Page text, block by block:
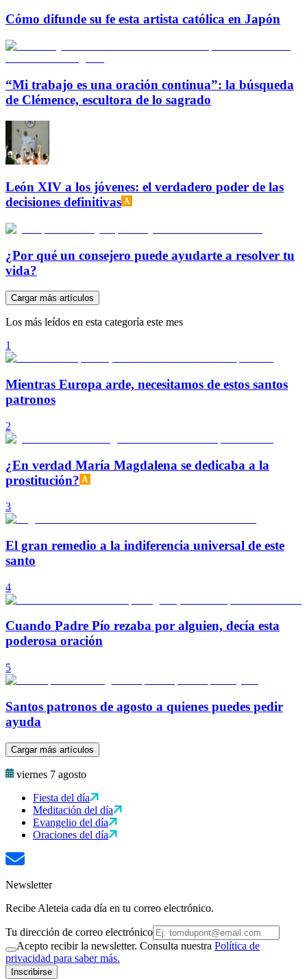
Cómo difunde su fe esta artista católica en Japón
“Mi trabajo es una oración continua”: la búsqueda
de Clémence, escultora de lo sagrado
León XIV a los jóvenes: el verdadero poder de las
decisiones definitivas
¿Por qué un consejero puede ayudarte a resolver tu
vida?
Cargar más artículos
Los más leídos en esta categoría este mes
1
Mientras Europa arde, necesitamos de estos santos
patronos
2
¿En verdad María Magdalena se dedicaba a la
prostitución?
3
El gran remedio a la indiferencia universal de este
santo
4
Cuando Padre Pío rezaba por alguien, decía esta
poderosa oración
5
Santos patronos de agosto a quienes puedes pedir
ayuda
Cargar más artículos
viernes 7 agosto
Fiesta del día
Meditación del día
Evangelio del día
Oraciones del día
Newsletter
Recibe Aleteia cada día en tu correo electrónico.
Tu dirección de correo electrónico
Acepto recibir la newsletter. Consulta nuestra Política de
privacidad para saber más.
Inscribirse